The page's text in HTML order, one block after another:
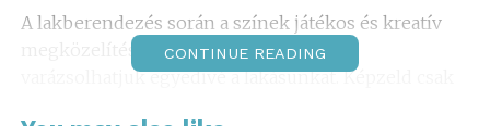
A lakberendezés során a színek játékos és kreatív
megközelítést kínálnak, hiszen ezekkel
varázsolhatjuk egyedivé a lakásunkat. Képzeld csak
CONTINUE READING